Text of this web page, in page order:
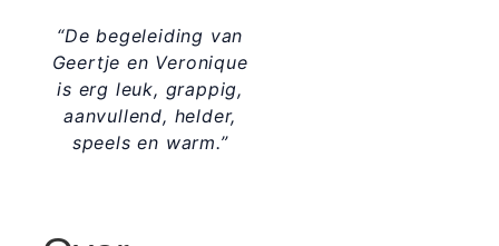
“De begeleiding van
Geertje en Veronique
is erg leuk, grappig,
aanvullend, helder,
speels en warm.”